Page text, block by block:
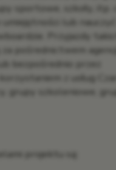
sportowe, szkoły, itp.
lub
Przyjazdy
za pośrednictwem agencji
bezpośrednio przez
z usług
grupy szkoleniowe,
projektu są: